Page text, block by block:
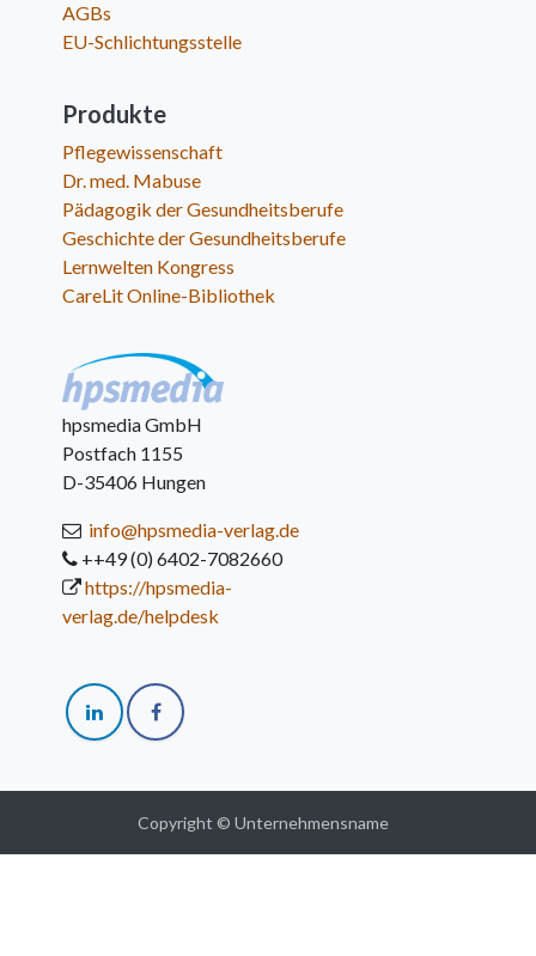
AGBs
EU-Schlichtungsstelle
Produkte
Pflegewissenschaft
Dr. med. Mabuse
Pädagogik der Gesundheitsberufe
Geschichte der Gesundheitsberufe
Lernwelten Kongress
CareLit Online-Bibliothek
hpsmedia GmbH
Postfach 1155
D-35406 Hungen
info@hpsmedia-verlag.de
++49 (0) 6402-7082660
https://hpsmedia-
verlag.de/helpdesk
Copyright © Unternehmensname